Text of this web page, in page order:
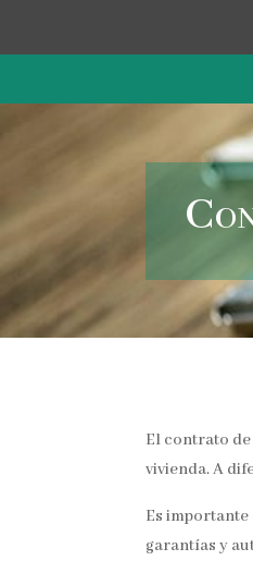
El contrato
vivienda. A
Es importante
garantías y